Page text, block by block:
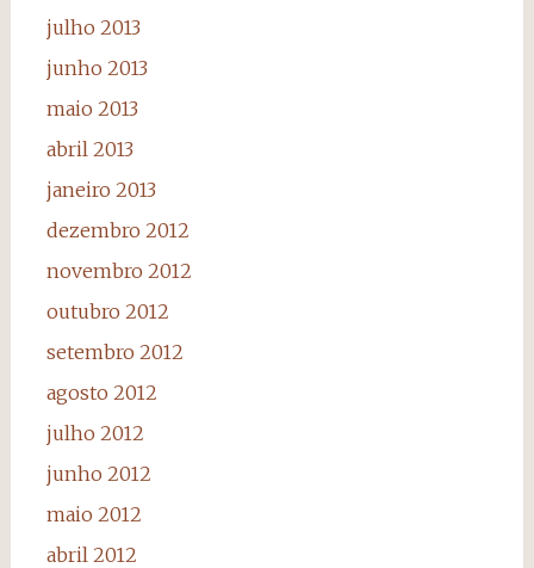
julho 2013
junho 2013
maio 2013
abril 2013
janeiro 2013
dezembro 2012
novembro 2012
outubro 2012
setembro 2012
agosto 2012
julho 2012
junho 2012
maio 2012
abril 2012